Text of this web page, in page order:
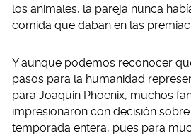
los animales, la pareja nunca
comida que daban en las
Y aunque podemos reconocer
pasos para la humanidad
para Joaquin Phoenix, muchos
impresionaron con decisión
temporada entera, pues para